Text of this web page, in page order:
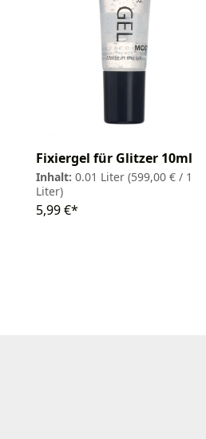
Fixiergel für Glitzer 10ml
Inhalt: 0.01 Liter (599,00 € / 1
Liter)
5,99 €*